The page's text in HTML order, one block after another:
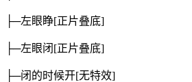
├─左眼睁[正片叠底]
├─左眼闭 [正片叠底]
├─闭的时候开[无特效]